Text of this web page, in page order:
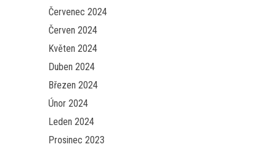
Červenec 2024
Červen 2024
Květen 2024
Duben 2024
Březen 2024
Únor 2024
Leden 2024
Prosinec 2023